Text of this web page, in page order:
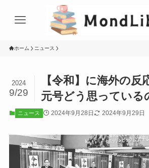
ホーム ニュース
【令和】に海外の反
元号どう思っている
2024
9/29
ニュース 2024年9月28日 2024年9月29日